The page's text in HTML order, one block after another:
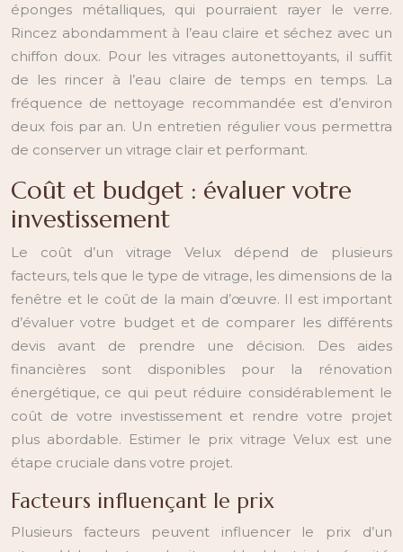
éponges métalliques, qui pourraient rayer le verre.
Rincez abondamment à l’eau claire et séchez avec un
chiffon doux. Pour les vitrages autonettoyants, il suffit
de les rincer à l’eau claire de temps en temps. La
fréquence de nettoyage recommandée est d’environ
deux fois par an. Un entretien régulier vous permettra
de conserver un vitrage clair et performant.
Coût et budget : évaluer votre
investissement
Le coût d’un vitrage Velux dépend de plusieurs
facteurs, tels que le type de vitrage, les dimensions de la
fenêtre et le coût de la main d’œuvre. Il est important
d’évaluer votre budget et de comparer les différents
devis avant de prendre une décision. Des aides
financières sont disponibles pour la rénovation
énergétique, ce qui peut réduire considérablement le
coût de votre investissement et rendre votre projet
plus abordable. Estimer le prix vitrage Velux est une
étape cruciale dans votre projet.
Facteurs influençant le prix
Plusieurs facteurs peuvent influencer le prix d’un